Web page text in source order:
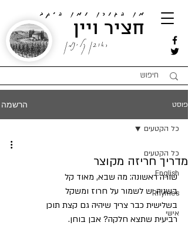
מן הגורן ומן היקב
חציר ויין
ראובן קלינמן
פוסט הרשמה
כל הקטעים
English
Rhymes
אישי
כל הקטעים
מדריך חריזה מקוצר
שורה ראשונה: מה שבא, מאוד קל
בשניה יש לשמור על חרוז ומשקל
בשלישית כבר צריך שיהיה גם קצת תוכן
רביעית שתצא חלקה? אבן בוחן.